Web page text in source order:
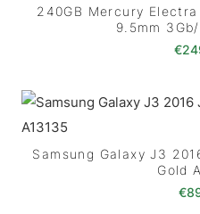
240GB Mercury Electra
9.5mm
€
Samsung Galaxy J3
Gold
€